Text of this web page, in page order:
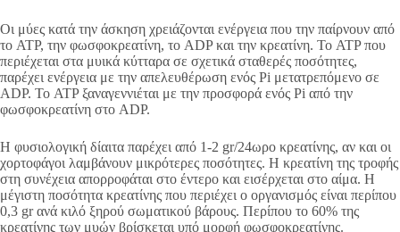
Οι μύες κατά την άσκηση χρειάζονται ενέργεια που την παίρνουν από
το ATP, την φωσφοκρεατίνη, το ADP και την κρεατίνη. Το ATP που
περιέχεται στα μυικά κύτταρα σε σχετικά σταθερές ποσότητες,
παρέχει ενέργεια με την απελευθέρωση ενός Pi μετατρεπόμενο σε
ADP. Το ATP ξαναγεννιέται με την προσφορά ενός Pi από την
φωσφοκρεατίνη στο ADP.
Η φυσιολογική δίαιτα παρέχει από 1-2 gr/24ωρο κρεατίνης, αν και οι
χορτοφάγοι λαμβάνουν μικρότερες ποσότητες. Η κρεατίνη της τροφής
στη συνέχεια απορροφάται στο έντερο και εισέρχεται στο αίμα. Η
μέγιστη ποσότητα κρεατίνης που περιέχει ο οργανισμός είναι περίπου
0,3 gr ανά κιλό ξηρού σωματικού βάρους. Περίπου το 60% της
κρεατίνης των μυών βρίσκεται υπό μορφή φωσφοκρεατίνης.